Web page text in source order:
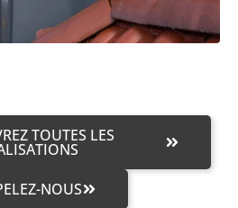
TOUTES LES
NOUS